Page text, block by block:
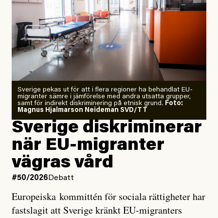
”Fram till i dag”, skriver han.
Årets El Niño kan bli den
starkaste som uppmätts
Zeke Hausfather är chockad igen efter att ha
analyserat hur de olika klimatmodellerna bedömer
läget för hur den begynnande El Niño-händelsen ska
utveckla sig. El Niño är ett återkommande
väderfenomen som uppstår när havsvattnet i delar av
Stilla havet blir ovanligt varmt. Det påverkar vädret
över stora delar av världen och under
forskare allt oftare varnat för att den här El Niñon
Det verkar vara en underdrift, menar nu Zeke
Sverige pekas ut för att i flera regioner ha behandlat EU-
migranter sämre i jämförelse med andra utsatta grupper,
samt för indirekt diskriminering på etnisk grund. Foto:
Magnus Hjalmarson Neideman SVD/TT
Sverige diskriminerar
när EU-migranter
vägras vård
#50/2026 Debatt
Europeiska kommittén för sociala rättigheter har
fastslagit att Sverige kränkt EU-migranters